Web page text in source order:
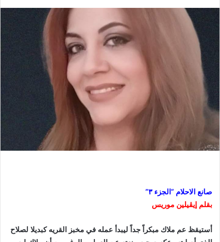
صانع الاحلام “الجزء ٣”
بقلم إيڤيلين موريس
أستيقظ عم ملاك مبكراً جداً ليبدأ عمله في مخبز القريه كبديلا لصلاح